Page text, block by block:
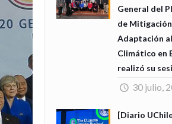
General del
de
Adaptación
Climático en
realizó su
30 julio,
[Diario